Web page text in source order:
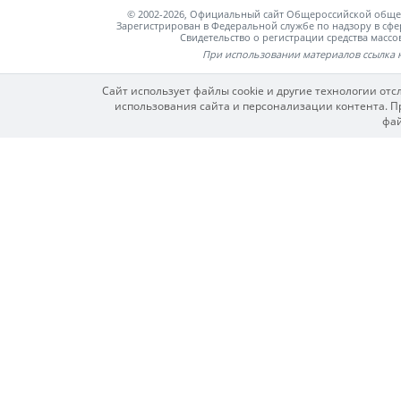
© 2002-2026, Официальный сайт Общероссийской
Зарегистрирован в Федеральной службе по надзору в
Свидетельство о регистрации средства
При использовании материалов
Сайт использует файлы cookie и другие технологии
использования сайта и персонализации контента.